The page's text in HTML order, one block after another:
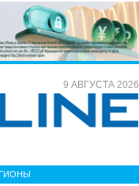
9 АВГУСТА 2026